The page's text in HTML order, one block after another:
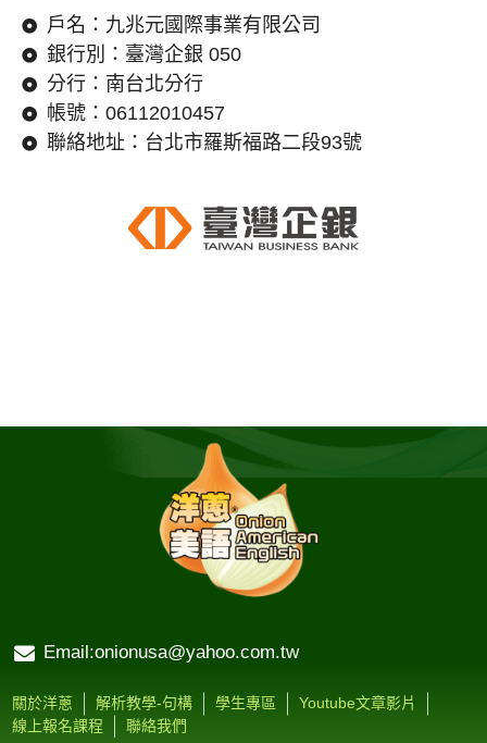
戶名：九兆元國際事業有限公司
銀行別：臺灣企銀 050
分行：南台北分行
帳號：06112010457
聯絡地址：台北市羅斯福路二段93號
Email:onionusa@yahoo.com.tw
關於洋蔥 解析教學-句構 學生專區
Youtube文章影片
線上報名課程
聯絡我們